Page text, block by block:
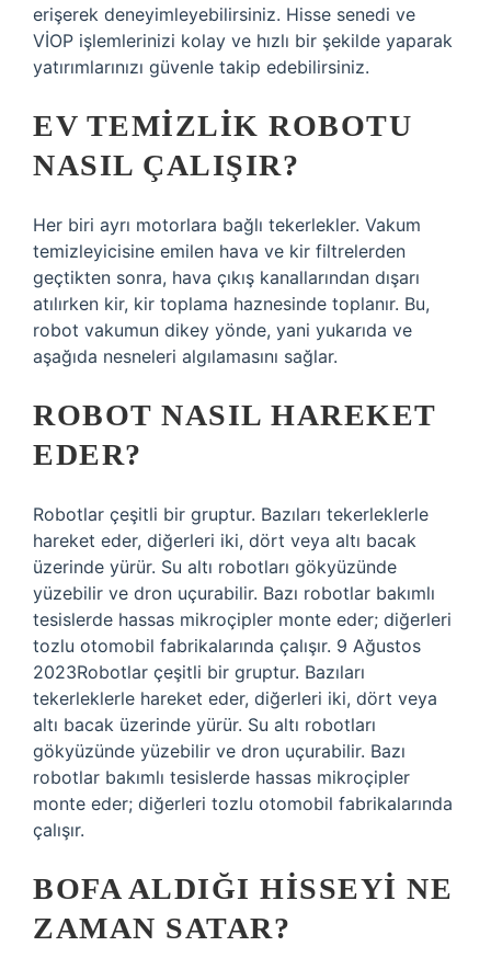
erişerek deneyimleyebilirsiniz. Hisse senedi ve
VİOP işlemlerinizi kolay ve hızlı bir şekilde yaparak
yatırımlarınızı güvenle takip edebilirsiniz.
EV TEMIZLIK ROBOTU
NASIL ÇALIŞIR?
Her biri ayrı motorlara bağlı tekerlekler. Vakum
temizleyicisine emilen hava ve kir filtrelerden
geçtikten sonra, hava çıkış kanallarından dışarı
atılırken kir, kir toplama haznesinde toplanır. Bu,
robot vakumun dikey yönde, yani yukarıda ve
aşağıda nesneleri algılamasını sağlar.
ROBOT NASIL HAREKET
EDER?
Robotlar çeşitli bir gruptur. Bazıları tekerleklerle
hareket eder, diğerleri iki, dört veya altı bacak
üzerinde yürür. Su altı robotları gökyüzünde
yüzebilir ve dron uçurabilir. Bazı robotlar bakımlı
tesislerde hassas mikroçipler monte eder; diğerleri
tozlu otomobil fabrikalarında çalışır. 9 Ağustos
2023Robotlar çeşitli bir gruptur. Bazıları
tekerleklerle hareket eder, diğerleri iki, dört veya
altı bacak üzerinde yürür. Su altı robotları
gökyüzünde yüzebilir ve dron uçurabilir. Bazı
robotlar bakımlı tesislerde hassas mikroçipler
monte eder; diğerleri tozlu otomobil fabrikalarında
çalışır.
BOFA ALDIĞI HISSEYI NE
ZAMAN SATAR?